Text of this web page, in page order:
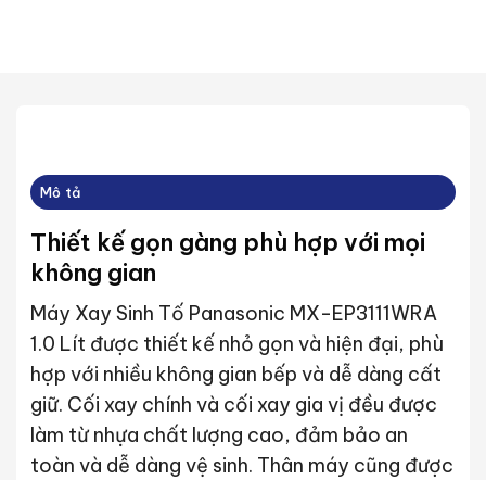
Mô tả
Thiết kế gọn gàng phù hợp với mọi
không gian
Máy Xay Sinh Tố Panasonic MX-EP3111WRA
1.0 Lít được thiết kế nhỏ gọn và hiện đại, phù
hợp với nhiều không gian bếp và dễ dàng cất
giữ. Cối xay chính và cối xay gia vị đều được
làm từ nhựa chất lượng cao, đảm bảo an
toàn và dễ dàng vệ sinh. Thân máy cũng được